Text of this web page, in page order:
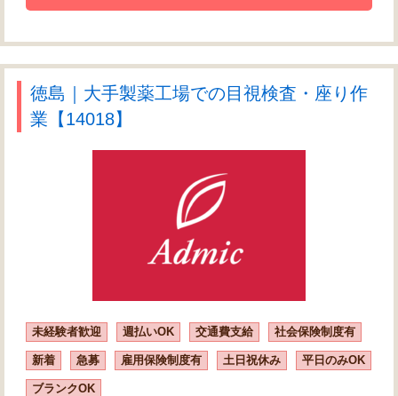
徳島｜大手製薬工場での目視検査・座り作
業【14018】
未経験者歓迎 週払いOK 交通費支給 社会保険制度有
新着 急募 雇用保険制度有 土日祝休み 平日のみOK
ブランクOK